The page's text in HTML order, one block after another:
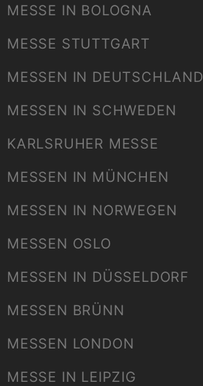
MESSE IN BOLOGNA
MESSE STUTTGART
MESSEN IN DEUTSCHLAND
MESSEN IN SCHWEDEN
KARLSRUHER MESSE
MESSEN IN MÜNCHEN
MESSEN IN NORWEGEN
MESSEN OSLO
MESSEN IN DÜSSELDORF
MESSEN BRÜNN
MESSEN LONDON
MESSE IN LEIPZIG